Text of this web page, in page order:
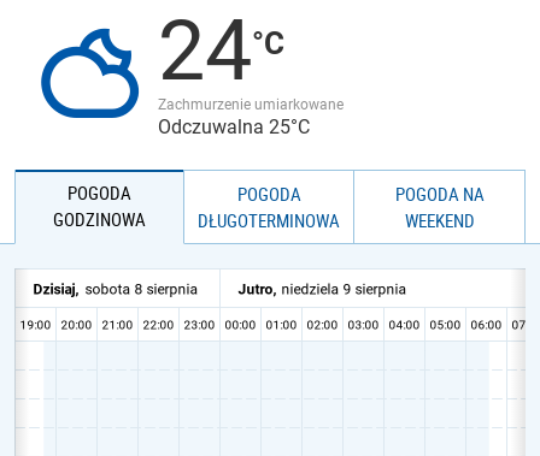
JAKOŚĆ POWIETRZA24
Zachmurzenie umiarkowane
Odczuwalna 25°C
POGODA
GODZINOWA
POGODA
DŁUGOTERMINOWA
POGODA NA
WEEKEND